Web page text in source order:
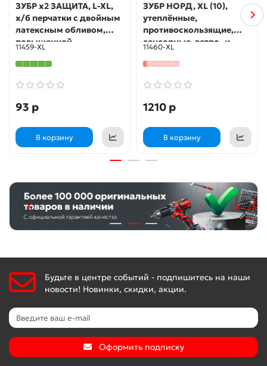
ЗУБР х2 ЗАЩИТА, L-XL,
х/б перчатки с двойным
латексным обливом,
повышенной
износостойкости, 13
класс (11459-XL)
11459-XL
93 р
В корзину
ЗУБР НОРД, XL (10),
утеплённые,
противоскользящие,
сенсорные, ветро- и
влагозащищенные
перчатки, Профессионал
11460-XL
1210 р
В корзину
Будьте в центре событий - подпишитесь на наши
новости! Новинки, скидки, акции.
Оформить подписку